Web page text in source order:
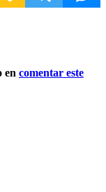
en comentar este